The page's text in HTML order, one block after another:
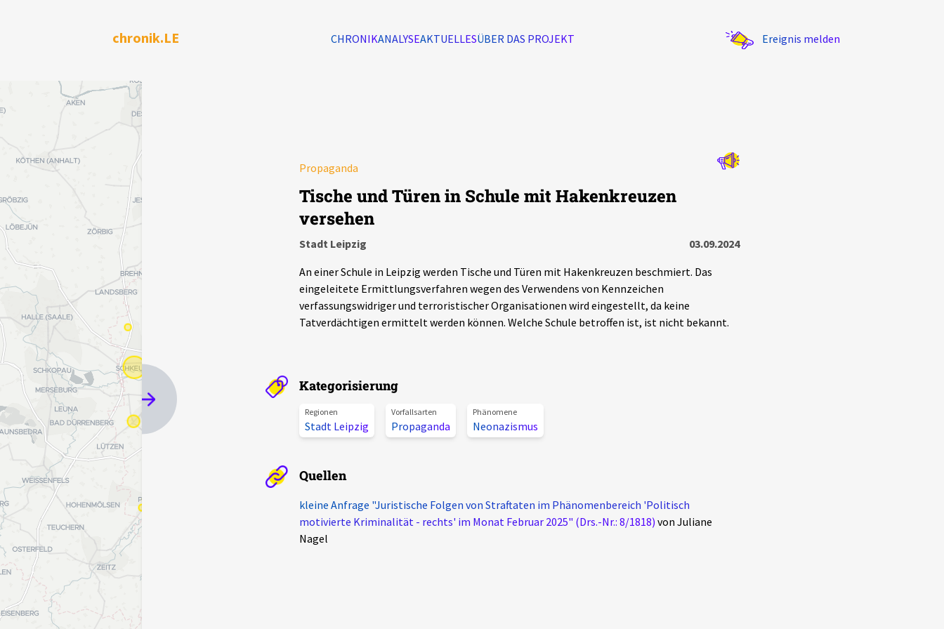
chronik.LE CHRONIKANALYSEAKTUELLESÜBER DAS PROJEKT Ereignis melden
Propaganda
Tische und Türen in Schule mit Hakenkreuzen
versehen
Stadt Leipzig
03.09.2024
An einer Schule in Leipzig werden Tische und Türen mit Hakenkreuzen beschmiert. Das
eingeleitete Ermittlungsverfahren wegen des Verwendens von Kennzeichen
verfassungswidriger und terroristischer Organisationen wird eingestellt, da keine
Tatverdächtigen ermittelt werden können. Welche Schule betroffen ist, ist nicht bekannt.
Kategorisierung
Regionen
Stadt Leipzig
Vorfallsarten
Propaganda
Phänomene
Neonazismus
Quellen
kleine Anfrage "Juristische Folgen von Straftaten im Phänomenbereich 'Politisch
motivierte Kriminalität - rechts' im Monat Februar 2025" (Drs.-Nr.: 8/1818) von Juliane
Nagel